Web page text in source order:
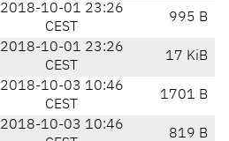
2018-10-01 23:26
CEST
995 B
2018-10-01 23:26
CEST
17 KiB
2018-10-03 10:46
CEST
1701 B
2018-10-03 10:46
819 B